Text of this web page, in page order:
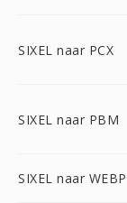
SIXEL naar PCX
SIXEL naar PBM
SIXEL naar WEBP